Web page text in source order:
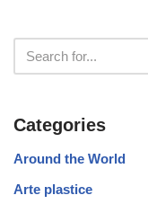
Categories
Around the World
Arte plastice